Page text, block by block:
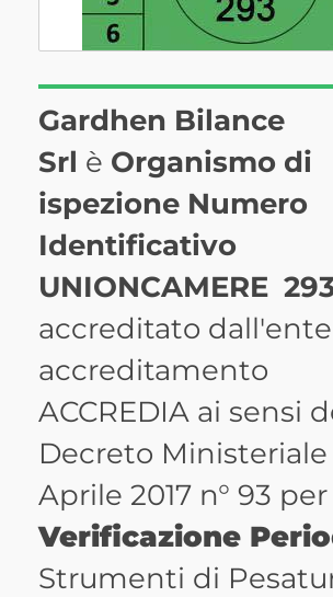
Gardhen Bilance
Srl è Organismo di
ispezione Numero
Identificativo
UNIONCAMERE
accreditato
accreditamento
ACCREDIA ai sensi
Decreto Ministeriale
Aprile 2017 n° 93 per
Verificazione
Strumenti di